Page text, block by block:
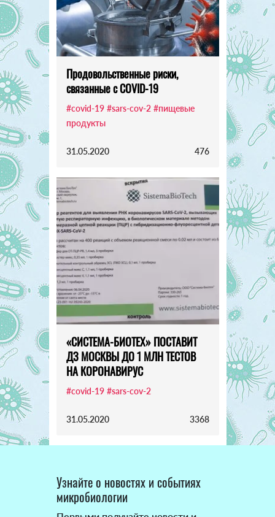
Продовольственные риски,
связанные с COVID-19
#covid-19 #sars-cov-2 #пищевые
продукты
31.05.2020 476
«СИСТЕМА-БИОТЕХ» ПОСТАВИТ
ДЗ МОСКВЫ ДО 1 МЛН ТЕСТОВ
НА КОРОНАВИРУС
#covid-19 #sars-cov-2
31.05.2020 3368
Узнайте о новостях и событиях
микробиологии